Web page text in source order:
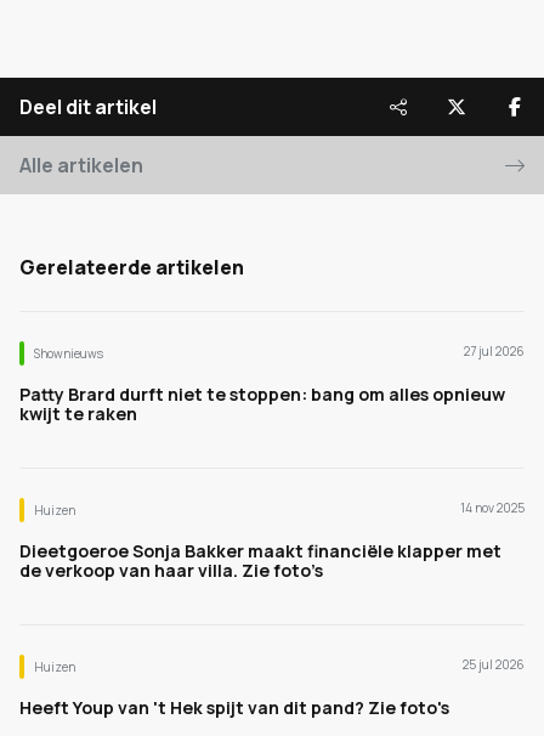
Deel dit artikel
Alle artikelen
Gerelateerde artikelen
Shownieuws 27 jul 2026
Patty Brard durft niet te stoppen: bang om alles opnieuw
kwijt te raken
Huizen 14 nov 2025
Dieetgoeroe Sonja Bakker maakt financiële klapper met
de verkoop van haar villa. Zie foto’s
Huizen 25 jul 2026
Heeft Youp van 't Hek spijt van dit pand? Zie foto's